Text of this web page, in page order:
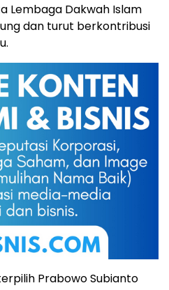
Lembaga Dakwah Islam
dan turut berkontribusi
Prabowo Subianto